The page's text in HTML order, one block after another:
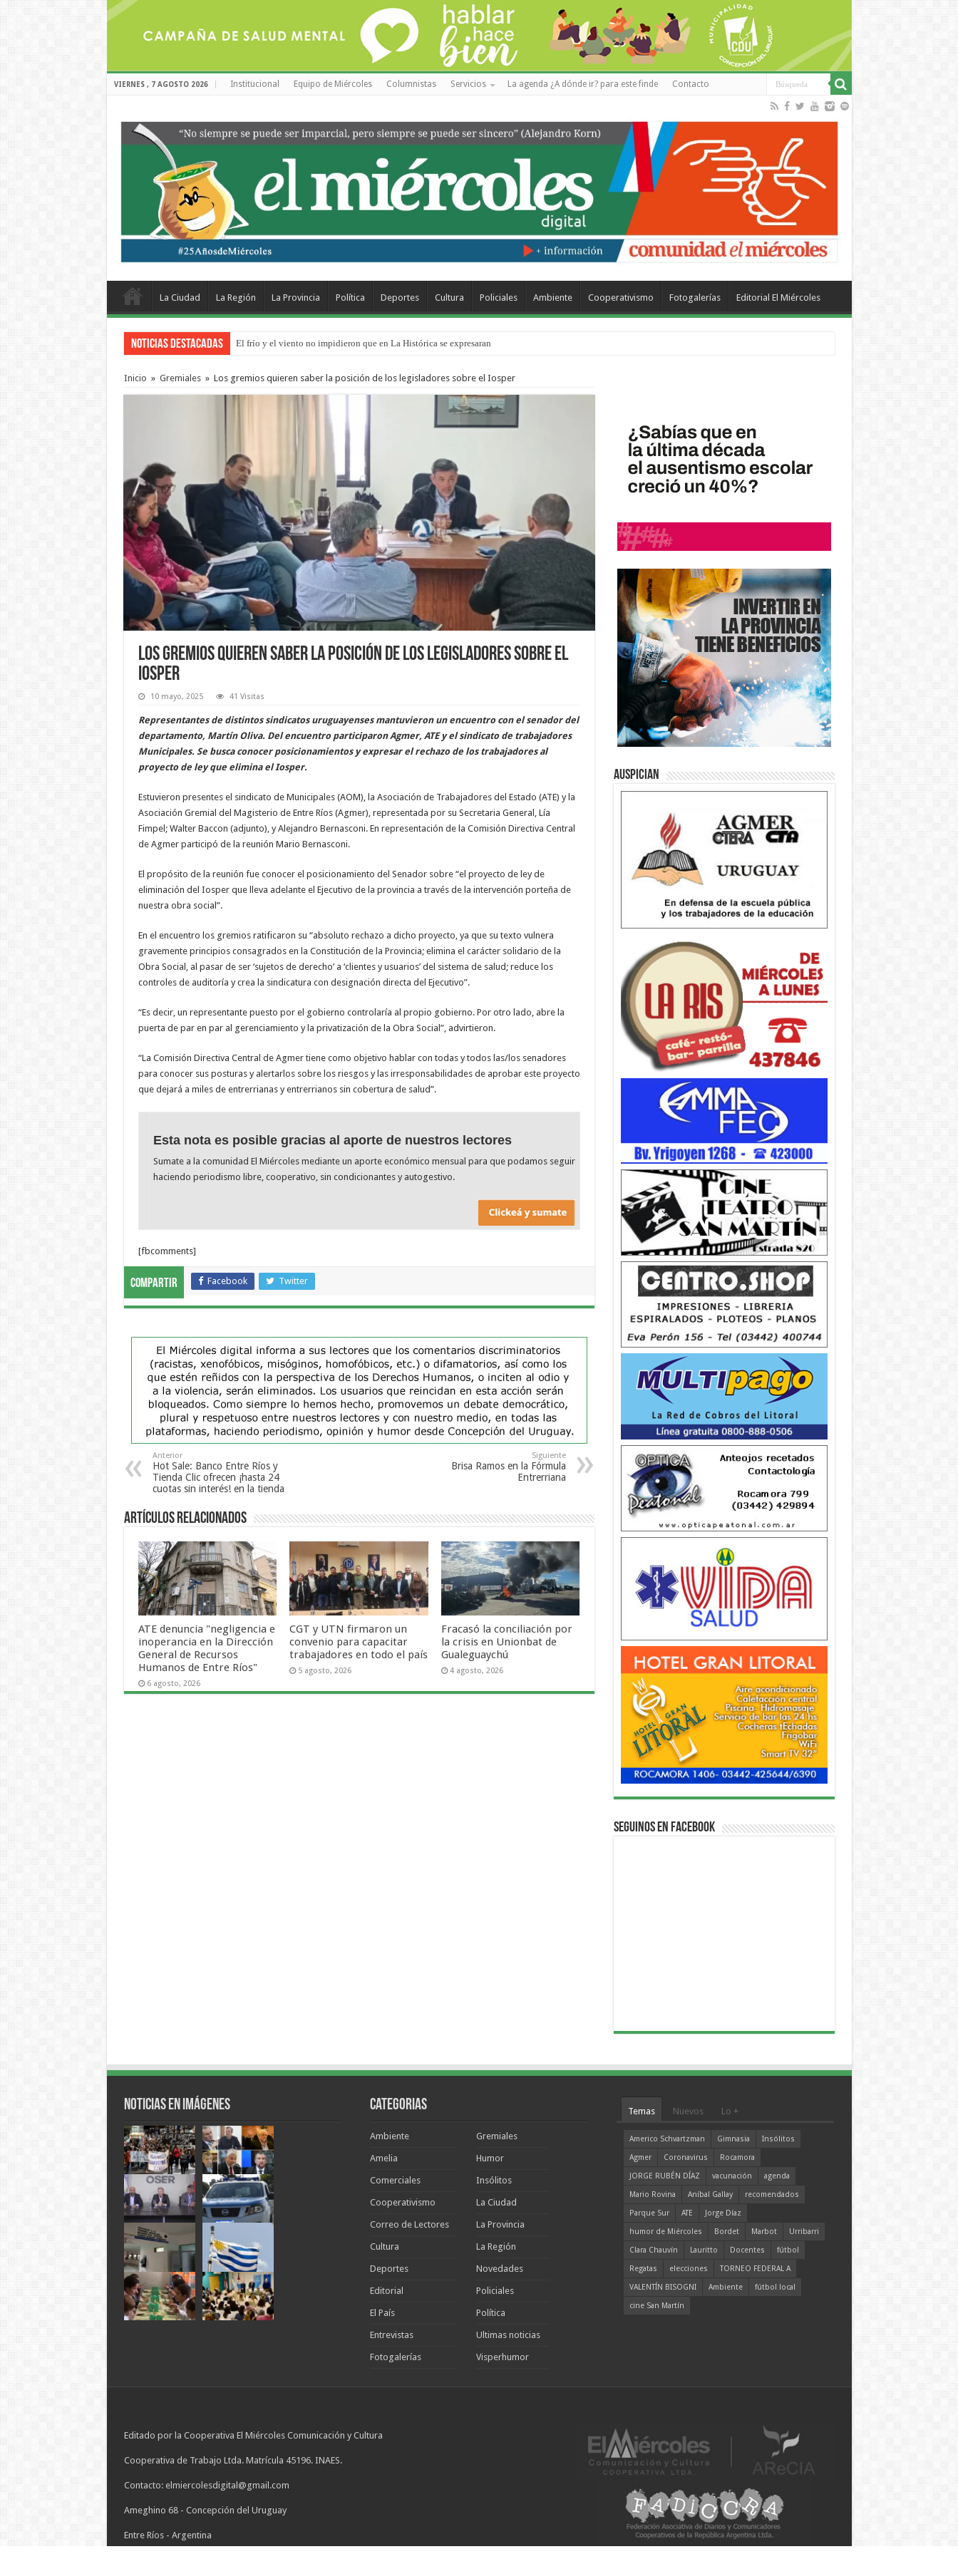
VIERNES , 7 AGOSTO 2026 Institucional Equipo de Miércoles Columnistas Servicios La agenda ¿A dónde ir? para este finde Contacto
La Ciudad La Región La Provincia Política Deportes Cultura Policiales Ambiente Cooperativismo Fotogalerías Editorial El Miércoles
Noticias Destacadas El frío y el viento no impidieron que en La Histórica se expresaran
Inicio » Gremiales » Los gremios quieren saber la posición de los legisladores sobre el Iosper
Los gremios quieren saber la posición de los legisladores sobre el
Iosper
10 mayo, 2025 41 Visitas
Representantes de distintos sindicatos uruguayenses mantuvieron un encuentro con el senador del
departamento, Martín Oliva. Del encuentro participaron Agmer, ATE y el sindicato de trabajadores
Municipales. Se busca conocer posicionamientos y expresar el rechazo de los trabajadores al
proyecto de ley que elimina el Iosper.
Estuvieron presentes el sindicato de Municipales (AOM), la Asociación de Trabajadores del Estado (ATE) y la
Asociación Gremial del Magisterio de Entre Ríos (Agmer), representada por su Secretaria General, Lía
Fimpel; Walter Baccon (adjunto), y Alejandro Bernasconi. En representación de la Comisión Directiva Central
de Agmer participó de la reunión Mario Bernasconi.
El propósito de la reunión fue conocer el posicionamiento del Senador sobre “el proyecto de ley de
eliminación del Iosper que lleva adelante el Ejecutivo de la provincia a través de la intervención porteña de
nuestra obra social”.
En el encuentro los gremios ratificaron su “absoluto rechazo a dicho proyecto, ya que su texto vulnera
gravemente principios consagrados en la Constitución de la Provincia; elimina el carácter solidario de la
Obra Social, al pasar de ser ‘sujetos de derecho’ a ‘clientes y usuarios’ del sistema de salud; reduce los
controles de auditoría y crea la sindicatura con designación directa del Ejecutivo”.
“Es decir, un representante puesto por el gobierno controlaría al propio gobierno. Por otro lado, abre la
puerta de par en par al gerenciamiento y la privatización de la Obra Social”, advirtieron.
“La Comisión Directiva Central de Agmer tiene como objetivo hablar con todas y todos las/los senadores
para conocer sus posturas y alertarlos sobre los riesgos y las irresponsabilidades de aprobar este proyecto
que dejará a miles de entrerrianas y entrerrianos sin cobertura de salud”.
Esta nota es posible gracias al aporte de nuestros lectores
Sumate a la comunidad El Miércoles mediante un aporte económico mensual para que podamos seguir
haciendo periodismo libre, cooperativo, sin condicionantes y autogestivo.
[fbcomments]
Compartir Facebook Twitter
Anterior
Hot Sale: Banco Entre Ríos y
Tienda Clic ofrecen ¡hasta 24
cuotas sin interés! en la tienda
Siguiente
Brisa Ramos en la Fórmula
Entrerriana
Artículos Relacionados
ATE denuncia "negligencia e
inoperancia en la Dirección
General de Recursos
Humanos de Entre Ríos"
6 agosto, 2026
CGT y UTN firmaron un
convenio para capacitar
trabajadores en todo el país
5 agosto, 2026
Fracasó la conciliación por
la crisis en Unionbat de
Gualeguaychú
4 agosto, 2026
Auspician
Seguinos en Facebook
Noticias en Imágenes Categorias
Ambiente
Amelia
Comerciales
Cooperativismo
Correo de Lectores
Cultura
Deportes
Editorial
El País
Entrevistas
Fotogalerías
Gremiales
Humor
Insólitos
La Ciudad
La Provincia
La Región
Novedades
Policiales
Política
Ultimas noticias
Visperhumor
Temas Nuevos Lo +
Americo Schvartzman Gimnasia
Insólitos
Agmer
Coronavirus
Rocamora
JORGE RUBÉN DÍAZ
vacunación
agenda
Mario Rovina
Aníbal Gallay
recomendados
Parque Sur
ATE
Jorge Díaz
humor de Miércoles
Bordet Marbot
Urribarri
Clara Chauvín
Lauritto Docentes
fútbol
Regatas
elecciones
TORNEO FEDERAL A
VALENTÍN BISOGNI
Ambiente
fútbol local
cine San Martín
Editado por la Cooperativa El Miércoles Comunicación y Cultura
Cooperativa de Trabajo Ltda. Matrícula 45196. INAES.
Contacto: elmiercolesdigital@gmail.com
Ameghino 68 - Concepción del Uruguay
Entre Ríos - Argentina